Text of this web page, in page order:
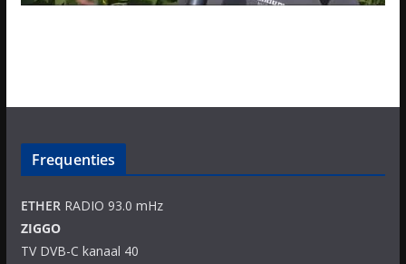
Frequenties
ETHERRADIO 93.0 mHz
ZIGGO
TV DVB-C kanaal 40